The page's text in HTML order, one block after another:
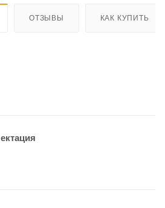
ОТЗЫВЫ КАК КУПИТЬ